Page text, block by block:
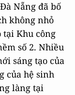
Nẵng đã bố
không nhỏ
tại Khu công
số 2. Nhiều
sáng tạo của
của hệ sinh
làng tại